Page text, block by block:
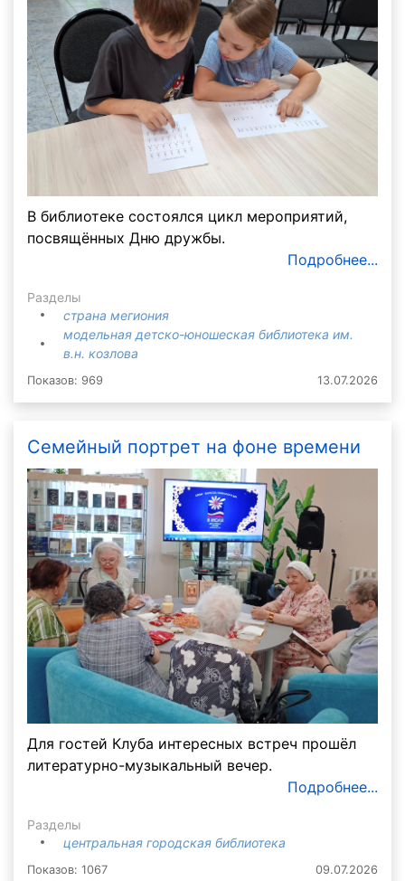
В библиотеке состоялся цикл мероприятий,
посвящённых Дню дружбы.
Подробнее...
Разделы
страна мегиония
модельная детско-юношеская библиотека им.
в.н. козлова
Показов: 969 13.07.2026
Семейный портрет на фоне времени
Для гостей Клуба интересных встреч прошёл
литературно-музыкальный вечер.
Подробнее...
Разделы
центральная городская библиотека
Показов: 1067 09.07.2026